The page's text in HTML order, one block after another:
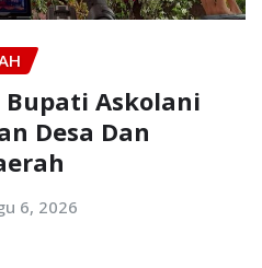
Askolani
Desa Dan
6, 2026